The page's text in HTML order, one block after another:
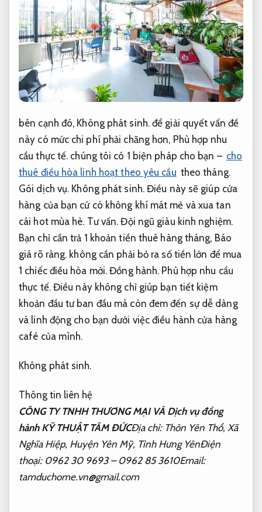
bên cạnh đó, Không phát sinh.để giải quyết vấn đề
này có mức chi phí phải chăng hơn, Phù hợp nhu
cầu thực tế. chúng tôi có 1 biện pháp cho bạn – cho
thuê điều hòa linh hoạt theo yêu cầu theo tháng.
Gói dịch vụ. Không phát sinh.Điều này sẽ giúp cửa
hàng của bạn cứ có không khí mát mẻ và xua tan
cái hot mùa hè. Tư vấn. Đội ngũ giàu kinh nghiệm.
Bạn chỉ cần trả 1 khoản tiền thuê hàng tháng, Báo
giá rõ ràng. không cần phải bỏ ra số tiền lớn để mua
1 chiếc điều hòa mới.Đồng hành. Phù hợp nhu cầu
thực tế.Điều này không chỉ giúp bạn tiết kiệm
khoản đầu tư ban đầu mà còn đem đến sự dễ dàng
và linh động cho bạn dưới việc điều hành cửa hàng
café của mình.
Không phát sinh.
Thông tin liên hệ
CÔNG TY TNHH THƯƠNG MẠI VÀ Dịch vụ đồng
hành KỸ THUẬT TÂM ĐỨCĐịa chỉ: Thôn Yên Thổ, Xã
Nghĩa Hiệp, Huyện Yên Mỹ, Tỉnh Hưng YênĐiện
thoại: 0962 30 9693 – 0962 85 3610Email:
tamduchome.vn@gmail.com